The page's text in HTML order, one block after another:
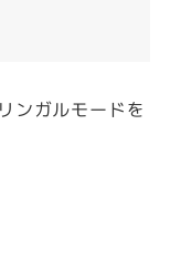
ンガルモードを